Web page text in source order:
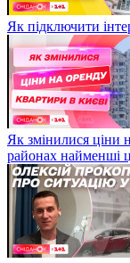
Як підключити
Як змінилися ціни
районах найменші